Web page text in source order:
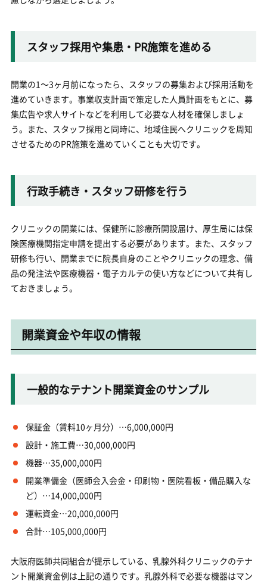
スタッフ採用や集患・PR施策を進める
開業の1～3ヶ月前になったら、スタッフの募集および採用活動を
進めていきます。事業収支計画で策定した人員計画をもとに、募
集広告や求人サイトなどを利用して必要な人材を確保しましょ
う。また、スタッフ採用と同時に、地域住民へクリニックを周知
させるためのPR施策を進めていくことも大切です。
行政手続き・スタッフ研修を行う
クリニックの開業には、保健所に診療所開設届け、厚生局には保
険医療機関指定申請を提出する必要があります。また、スタッフ
研修も行い、開業までに院長自身のことやクリニックの理念、備
品の発注法や医療機器・電子カルテの使い方などについて共有し
ておきましょう。
開業資金や年収の情報
一般的なテナント開業資金のサンプル
保証金（賃料10ヶ月分）…6,000,000円
設計・施工費…30,000,000円
機器…35,000,000円
開業準備金（医師会入会金・印刷物・医院看板・備品購入な
ど）…14,000,000円
運転資金…20,000,000円
合計…105,000,000円
大阪府医師共同組合が提示している、乳腺外科クリニックのテナ
ント開業資金例は上記の通りです。乳腺外科で必要な機器はマン